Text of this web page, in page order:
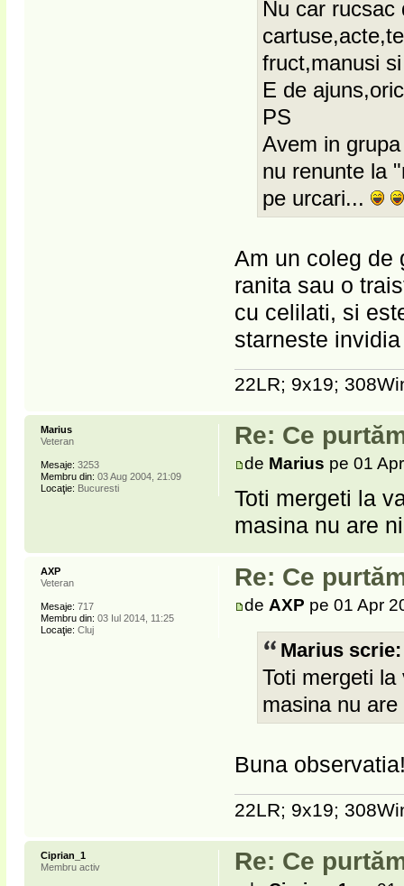
Nu car rucsac
fruct,manusi
E de
PS
Avem in
nu renunte la
pe urcari...
Am un coleg de
ranita sau o
cu celilati, si
starneste
22LR; 9x19;
Re: Ce
de Marius pe 01
Toti mergeti la
masina nu are
Marius
Veteran
Mesaje: 3253
Membru din: 03 Aug 2004, 21:09
Locaţie: Bucuresti
Re: Ce
de AXP pe 01 Apr
Marius scrie:
Toti mergeti
masina nu
Buna
22LR; 9x19;
AXP
Veteran
Mesaje: 717
Membru din: 03 Iul 2014, 11:25
Locaţie: Cluj
Re: Ce
Ciprian_1
Membru activ